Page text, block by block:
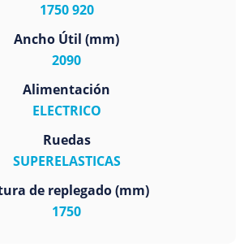
1750 920
Ancho Útil (mm)
2090
Alimentación
ELECTRICO
Ruedas
SUPERELASTICAS
de replegado (mm)
1750